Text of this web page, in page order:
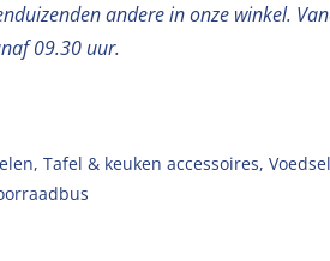
andere in onze winkel.
09.30 uur.
, Tafel & keuken accessoires,